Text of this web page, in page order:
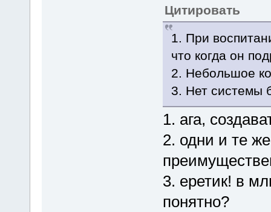
Цитировать
1. При
что когда он
2. Небольшое
3. Нет системы
1. ага,
2. одни и те
3. еретик! в
понятно?